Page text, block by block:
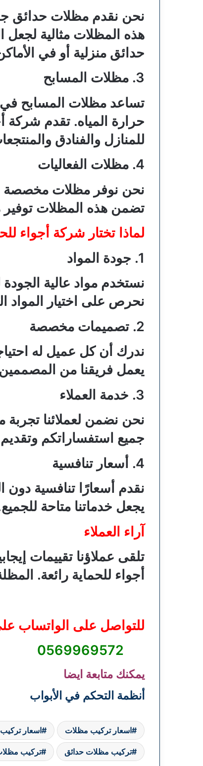
نحن نقدم مظلات حدائق
هذه المظلات مثالية لجعل
حدائق منزلية أو في
3. مظلات المسابح
تساعد مظلات المسابح في
حرارة المياه. تقدم شركة
للمنازل والفنادق
4. مظلات الفعاليات
نحن نوفر مظلات مخصصة
تضمن هذه المظلات
لماذا تختار شركة أجواء
1. جودة المواد
نستخدم مواد عالية
نحرص على اختيار المواد
2. تصميمات مخصصة
ندرك أن كل عميل له
يعمل فريقنا من
3. خدمة العملاء
نحن نضمن لعملائنا تجربة
جميع استفساراتكم
4. أسعار تنافسية
نقدم أسعارًا تنافسية
يجعل خدماتنا متاحة
آراء العملاء
تلقى عملاؤنا تقييمات
أجواء للحماية رائعة.
للتواصل على الواتساب
يمكنك متابعة ايضا
أنظمة التحكم في الأبواب
اسعار تركيب مظلات اسعار
تركيب مظلات حدائق تركيب